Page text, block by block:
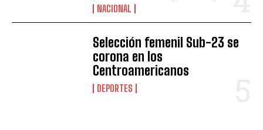
NACIONAL
Selección femenil Sub-23 se
corona en los
Centroamericanos
DEPORTES